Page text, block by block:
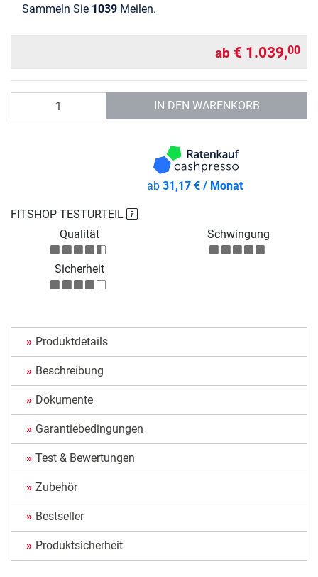
Sammeln Sie 1039 Meilen.
ab € 1.039,00
IN DEN WARENKORB
FITSHOP TESTURTEIL
Qualität
Schwingung
Sicherheit
ab 31,17 € / Monat
Produktdetails
Beschreibung
Dokumente
Garantiebedingungen
Test & Bewertungen
Zubehör
Bestseller
Produktsicherheit